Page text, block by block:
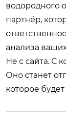
водородного
партнёр,
анализа
Не с сайта. С
Оно станет
которое будет